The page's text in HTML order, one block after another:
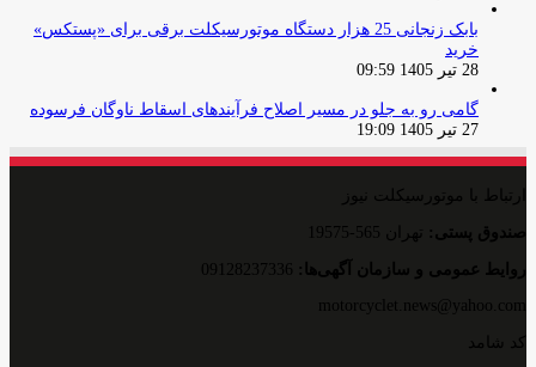
بابک زنجانی 25 هزار دستگاه موتورسیکلت برقی برای «پستکس»
خرید
28 تیر 1405 09:59
گامی رو به جلو در مسیر اصلاح فرآیندهای اسقاط ناوگان فرسوده
27 تیر 1405 19:09
ارتباط با موتورسیکلت نیوز
صندوق پستی: تهران 565-19575
روایط عمومی و سازمان آگهی‌ها:
motorcyclet.news@yahoo.com
کد شامد